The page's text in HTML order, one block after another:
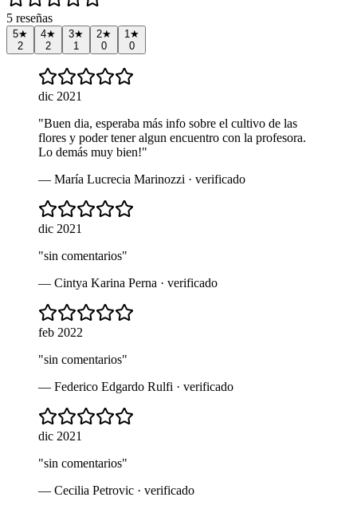
5 reseñas
5★
2
4★
2
3★
1
2★
0
1★
0
dic 2021
"Buen dia, esperaba más info sobre el cultivo de las
flores y poder tener algun encuentro con la profesora.
Lo demás muy bien!"
— María Lucrecia Marinozzi · verificado
dic 2021
"sin comentarios"
— Cintya Karina Perna · verificado
feb 2022
"sin comentarios"
— Federico Edgardo Rulfi · verificado
dic 2021
"sin comentarios"
— Cecilia Petrovic · verificado